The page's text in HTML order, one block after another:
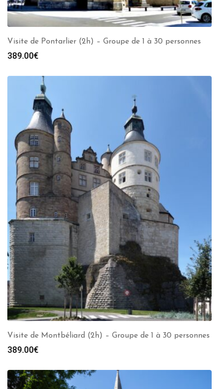
Visite de Pontarlier (2h) – Groupe de 1 à 30 personnes
389.00€
Visite de Montbéliard (2h) – Groupe de 1 à 30 personnes
389.00€